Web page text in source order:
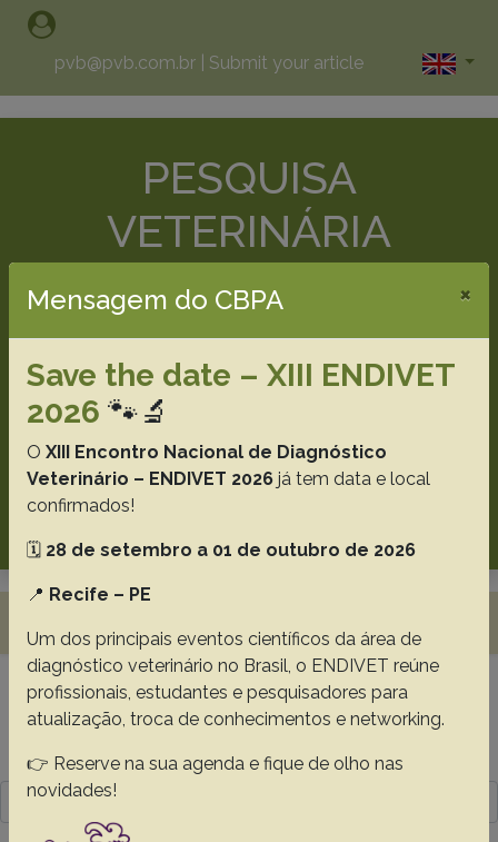
pvb@pvb.com.br Submit your article
PESQUISA
VETERINÁRIA
BRASILEIRA
Brazilian Journal of Veterinary
Research
Printed Version ISSN 0100-736X
Online Version ISSN 1678-5150
Resultado da pesquisa (1)
Termo utilizado na pesquisa
Mensagem do CBPA ×
Save the date – XIII ENDIVET
2026 🐾🔬
O XIII Encontro Nacional de Diagnóstico
Veterinário – ENDIVET 2026 já tem data e local
confirmados!
🗓️ 28 de setembro a 01 de outubro de 2026
📍 Recife – PE
Um dos principais eventos científicos da área de
diagnóstico veterinário no Brasil, o ENDIVET reúne
profissionais, estudantes e pesquisadores para
atualização, troca de conhecimentos e networking.
👉 Reserve na sua agenda e fique de olho nas
novidades!